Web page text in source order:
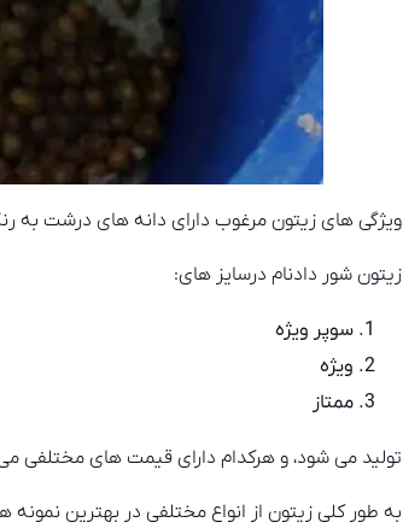
ویژگی های زیتون مرغوب دارای دانه های درشت به
زیتون شور دادنام درسایز های:
سوپر ویژه
ویژه
ممتاز
تولید می شود، و هرکدام دارای قیمت های مختلفی
به طور کلی زیتون از انواع مختلفی در بهترین نمونه